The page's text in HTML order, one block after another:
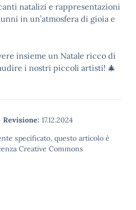
natalizi e rappresentazioni
in un’atmosfera di gioia e
insieme un Natale ricco di
i nostri piccoli artisti! 🎄
Revisione: 17.12.2024
specificato, questo articolo è
Creative Commons